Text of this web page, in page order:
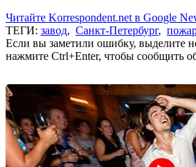
Читайте Korrespondent.net в Google
ТЕГИ: завод, Санкт-Петербург,
Если вы заметили ошибку, выделите
нажмите Ctrl+Enter, чтобы сообщить